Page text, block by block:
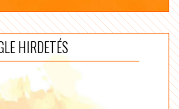
HIRDETÉS